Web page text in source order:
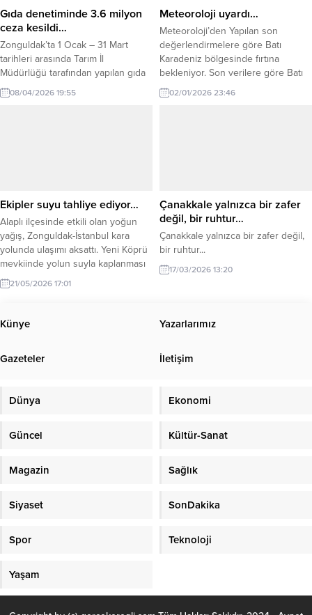
Çiğköfte,...
Gıda denetiminde 3.6 milyon
ceza kesildi…
Zonguldak’ta 1 Ocak – 31 Mart
tarihleri arasında Tarım İl
Müdürlüğü tarafından yapılan gıda
denetiminde 3 milyon 610 bin 273
TL. ceza kesildi. T.C. Tarım ve
08/04/2026 19:55
Meteoroloji uyardı…
Meteoroloji’den Yapılan son
değerlendirmelere göre Batı
Karadeniz bölgesinde fırtına
bekleniyor. Son verilere göre Batı
Karadeniz’de (denizlerde) ( Düzce,
Zonguldak, Bartın ) rüzgarın, yarın
kaybetmesi bekleniyor....
02/01/2026 23:46
Ekipler suyu tahliye ediyor…
Alaplı ilçesinde etkili olan yoğun
yağış, Zonguldak-İstanbul kara
yolunda ulaşımı aksattı. Yeni Köprü
mevkiinde yolun suyla kaplanması
nedeniyle araçlar ilerlemekte
güçlük çekerken, bölgede uzun
ekipleri biriken suyu tahliye etmek
için çalışma başlattı. Alaplı ilçesinde
artıran sağanak yağış, Zonguldak-
21/05/2026 17:01
Çanakkale yalnızca bir zafer
değil, bir ruhtur…
Çanakkale yalnızca bir zafer değil,
bir ruhtur...
17/03/2026 13:20
Künye Yazarlarımız
Gazeteler İletişim
Dünya Ekonomi
Güncel Kültür-Sanat
Magazin Sağlık
Siyaset SonDakika
Spor Teknoloji
Yaşam